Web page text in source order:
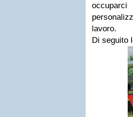
lavoro.
Di seguito